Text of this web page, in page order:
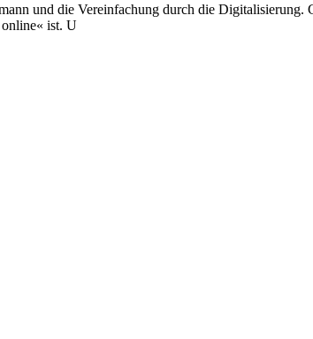
und die Vereinfachung durch die Digitalisierung.
online« ist. U